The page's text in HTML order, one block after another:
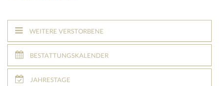
WEITERE VERSTORBENE
BESTATTUNGSKALENDER
JAHRESTAGE